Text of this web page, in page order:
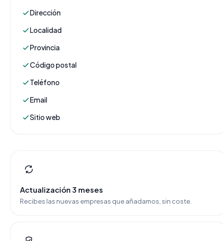
Dirección
Localidad
Provincia
Código postal
Teléfono
Email
Sitio web
Actualización 3 meses
Recibes las nuevas empresas que añadamos, sin coste.